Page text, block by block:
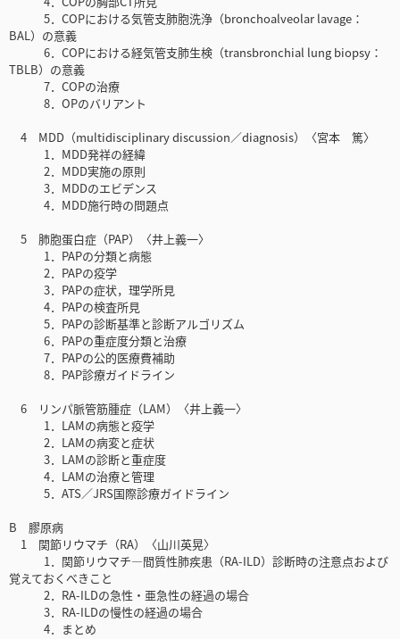
5．COPにおける気管支肺胞洗浄（bronchoalveolar lavage：
BAL）の意義
6．COPにおける経気管支肺生検（transbronchial lung biopsy：
TBLB）の意義
7．COPの治療
8．OPのバリアント
4 MDD（multidisciplinary discussion／diagnosis）〈宮本 篤〉
1．MDD発祥の経緯
2．MDD実施の原則
3．MDDのエビデンス
4．MDD施行時の問題点
5 肺胞蛋白症（PAP）〈井上義一〉
1．PAPの分類と病態
2．PAPの疫学
3．PAPの症状，理学所見
4．PAPの検査所見
5．PAPの診断基準と診断アルゴリズム
6．PAPの重症度分類と治療
7．PAPの公的医療費補助
8．PAP診療ガイドライン
6 リンパ脈管筋腫症（LAM）〈井上義一〉
1．LAMの病態と疫学
2．LAMの病変と症状
3．LAMの診断と重症度
4．LAMの治療と管理
5．ATS／JRS国際診療ガイドライン
B 膠原病
1 関節リウマチ（RA）〈山川英晃〉
1．関節リウマチ―間質性肺疾患（RA-ILD）診断時の注意点および
覚えておくべきこと
2．RA-ILDの急性・亜急性の経過の場合
3．RA-ILDの慢性の経過の場合
4．まとめ